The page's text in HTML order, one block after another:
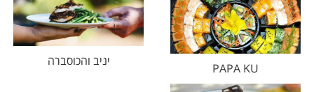
PAPA KU
יניב והכוסברה